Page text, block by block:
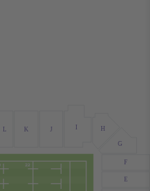
E
F
G
H
J
K
L